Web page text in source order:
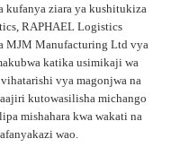
kufanya ziara ya kushitukiza
RAPHAEL Logistics
MJM Manufacturing Ltd vya
katika usimikaji wa
vya magonjwa na
kutowasilisha michango
mishahara kwa wakati na
wao.